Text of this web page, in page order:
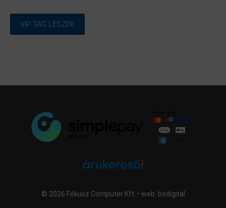
VIP TAG LESZEK
© 2026 Fókusz Computer Kft. • web: bedigital